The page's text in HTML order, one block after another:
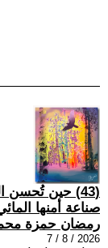
(43) حين تُحسن
صناعة أمنها
رمضان حمزة
2026 / 8 / 7